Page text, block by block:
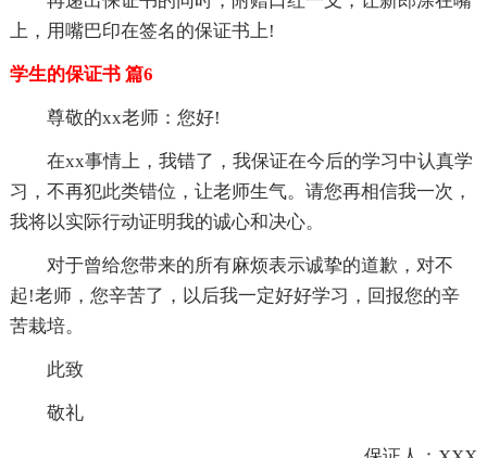
上，用嘴巴印在签名的保证书上!
学生的保证书 篇6
尊敬的xx老师：您好!
在xx事情上，我错了，我保证在今后的学习中认真学
习，不再犯此类错位，让老师生气。请您再相信我一次，
我将以实际行动证明我的诚心和决心。
对于曾给您带来的所有麻烦表示诚挚的道歉，对不
起!老师，您辛苦了，以后我一定好好学习，回报您的辛
苦栽培。
此致
敬礼